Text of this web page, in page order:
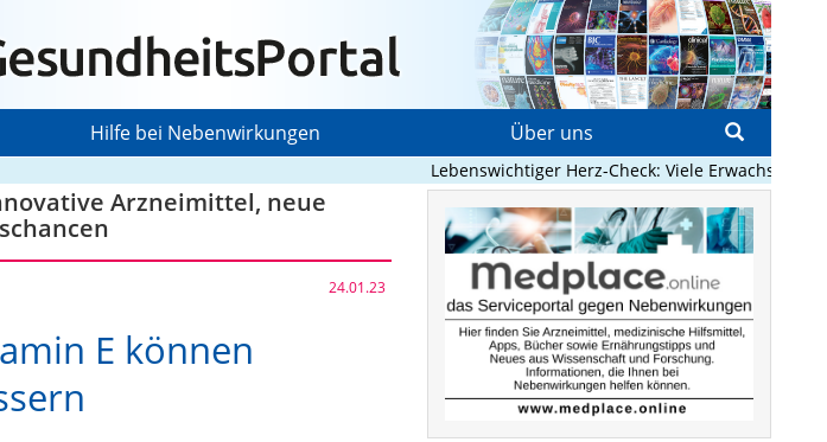
Hilfe bei Nebenwirkungen Über uns
Lebenswichtiger Herz-Check: Viele Erwachsene mit
Arzneimittel, neue
24.01.23
E können